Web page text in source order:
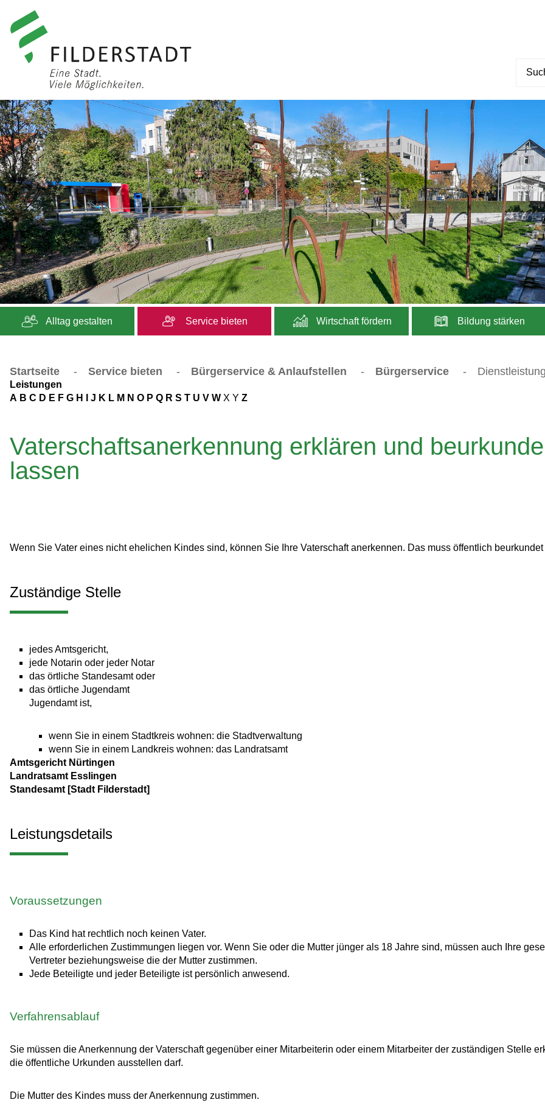
Alltag gestalten Service bieten Wirtschaft fördern Bildung stärken
Startseite - Service bieten - Bürgerservice & Anlaufstellen - Bürgerservice -
Leistungen
A B C D E F G H J K L M N O P Q R S T U V W X Y Z
Vaterschaftsanerkennung erklären und
lassen
Wenn Sie Vater eines nicht ehelichen Kindes sind, können Sie Ihre Vaterschaft anerkennen. Das muss öffentlich
Zuständige Stelle
jedes Amtsgericht,
jede Notarin oder jeder Notar
das örtliche Standesamt oder
das örtliche Jugendamt
Jugendamt ist,
wenn Sie in einem Stadtkreis wohnen: die Stadtverwaltung
wenn Sie in einem Landkreis wohnen: das Landratsamt
Amtsgericht Nürtingen
Landratsamt Esslingen
Standesamt [Stadt Filderstadt]
Leistungsdetails
Voraussetzungen
Das Kind hat rechtlich noch keinen Vater.
Alle erforderlichen Zustimmungen liegen vor. Wenn Sie oder die Mutter jünger als 18 Jahre sind, müssen auch Ihre
Vertreter beziehungsweise die der Mutter zustimmen.
Jede Beteiligte und jeder Beteiligte ist persönlich anwesend.
Verfahrensablauf
Sie müssen die Anerkennung der Vaterschaft gegenüber einer Mitarbeiterin oder einem Mitarbeiter der zuständigen Stelle
die öffentliche Urkunden ausstellen darf.
Die Mutter des Kindes muss der Anerkennung zustimmen.